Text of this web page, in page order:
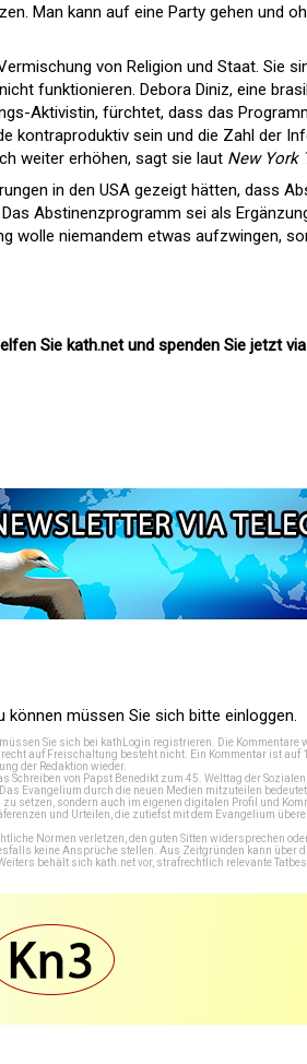
Man kann auf eine Party gehen und
von Religion und Staat. Sie
funktionieren. Debora Diniz, eine
Aktivistin, fürchtet, dass das
kontraproduktiv sein und die Zahl der
weiter erhöhen, sagt sie laut New York
in den USA gezeigt hätten, dass
Abstinenzprogramm sei als
wolle niemandem etwas aufzwingen,
Sie kath.net und spenden Sie jetzt
müssen Sie sich bitte einloggen.
Sie sich bei kathLogin registrieren . Die Kommentare
auf Freischaltung besteht nicht. Ein Kommentar ist auf
der Redaktion wieder.
Schreiben von Papst Benedikt zum 45. Welttag der
Evangelium durch die neuen Medien mitzuteilen
zu setzen, sondern auch im eigenen digitalen Profil und
und Urteilen, die zutiefst mit dem Evangelium
Normen verletzen, den guten Sitten widersprechen
keine Ansprüche stellen. Aus Zeitgründen kann über
behält sich kath.net vor, strafrechtlich relevante